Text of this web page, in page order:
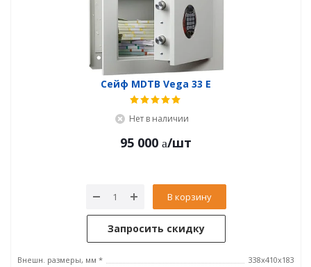
Сейф MDTB Vega 33 Е
Нет в наличии
95 000 /шт
В корзину
Запросить скидку
Внешн. размеры, мм *
338x410x183